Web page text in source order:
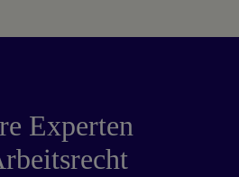
Experten